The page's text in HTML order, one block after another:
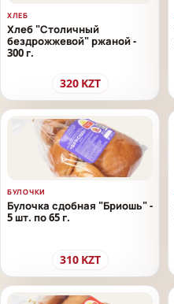
ХЛЕБ
Хлеб "Столичный
бездрожжевой" ржаной -
300 г.
320 KZT
БУЛОЧКИ
Булочка сдобная "Бриошь" -
5 шт. по 65 г.
310 KZT